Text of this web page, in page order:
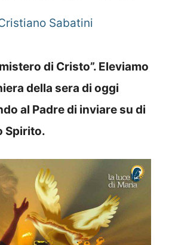
Sabatini
di Cristo”. Eleviamo
della sera di oggi
al Padre di inviare su di
Spirito.